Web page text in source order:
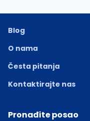
Blog
O nama
Česta pitanja
Kontaktirajte nas
Pronađite posao